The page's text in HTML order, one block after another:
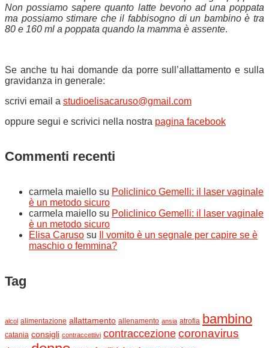
Non possiamo sapere quanto latte bevono ad una poppata
ma possiamo stimare che il fabbisogno di un bambino è tra
80 e 160 ml a poppata quando la mamma è assente.
Se anche tu hai domande da porre sull’allattamento e sulla
gravidanza in generale:
scrivi email a studioelisacaruso@gmail.com
oppure segui e scrivici nella nostra pagina facebook
Commenti recenti
carmela maiello su Policlinico Gemelli: il laser vaginale
è un metodo sicuro
carmela maiello su Policlinico Gemelli: il laser vaginale
è un metodo sicuro
Elisa Caruso su
Il vomito è un segnale per capire se è
maschio o femmina?
Tag
alcol alimentazione allattamento allenamento ansia atrofia bambino
catania consigli contraccettivi contraccezionecoronavirus